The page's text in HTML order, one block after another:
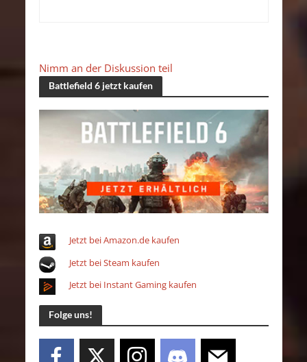
Nimm an der Diskussion teil
Battlefield 6 jetzt kaufen
Jetzt bei Amazon.de kaufen
Jetzt bei Steam kaufen
Jetzt bei Instant Gaming kaufen
Folge uns!